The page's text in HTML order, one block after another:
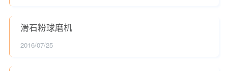
滑石粉球磨机
2016/07/25